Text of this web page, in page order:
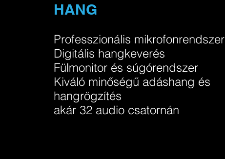
HANG
Professzionális mikrofonrendszer
Digitális hangkeverés
Fülmonitor és súgórendszer
Kiváló minőségű adáshang és
hangrögzítés
akár 32 audio csatornán